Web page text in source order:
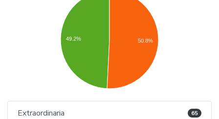
49.2% 50.8%
Extraordinaria 65